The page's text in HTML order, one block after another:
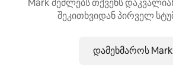
Mark შეძლებს თქვენს
შეკითხვიდან პირველ
დამეხმაროს Mark